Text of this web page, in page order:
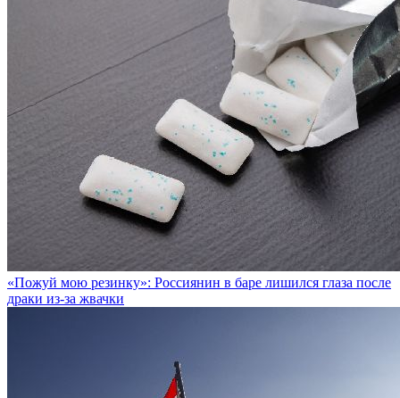
«Пожуй мою резинку»: Россиянин в баре лишился глаза после
драки из-за жвачки